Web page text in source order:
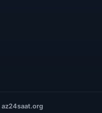
az24saat.org